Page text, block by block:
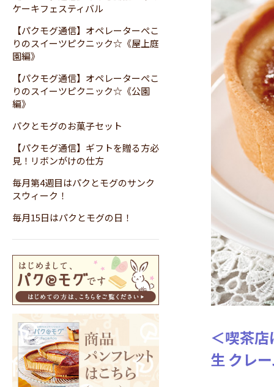
ケーキフェスティバル
【パクモグ通信】オペレーターぺこ
りのスイーツピクニック☆《屋上庭
園編》
【パクモグ通信】オペレーターぺこ
りのスイーツピクニック☆《公園
編》
パクとモグのお菓子セット
【パクモグ通信】ギフトを贈る方必
見！リボンがけの仕方
毎月第4週目はパクとモグのサンク
スウィーク！
毎月15日はパクとモグの日！
＜喫茶
生 クレ